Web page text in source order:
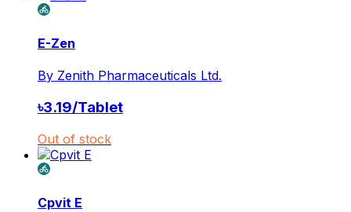
E-Zen
By Zenith Pharmaceuticals Ltd.
৳3.19/Tablet
Out of stock
Cpvit E